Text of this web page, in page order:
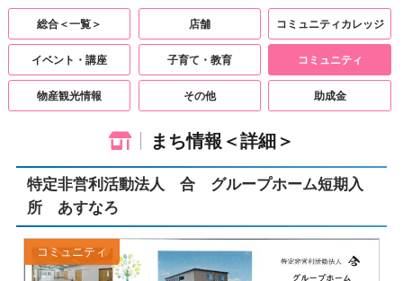
ト
総合＜一覧＞ 店舗 コミュニティカレッジ
イベント・講座 子育て・教育 コミュニティ
物産観光情報 その他 助成金
まち情報＜詳細＞
特定非営利活動法人 合 グループホーム短期入
所 あすなろ
コミュニティ